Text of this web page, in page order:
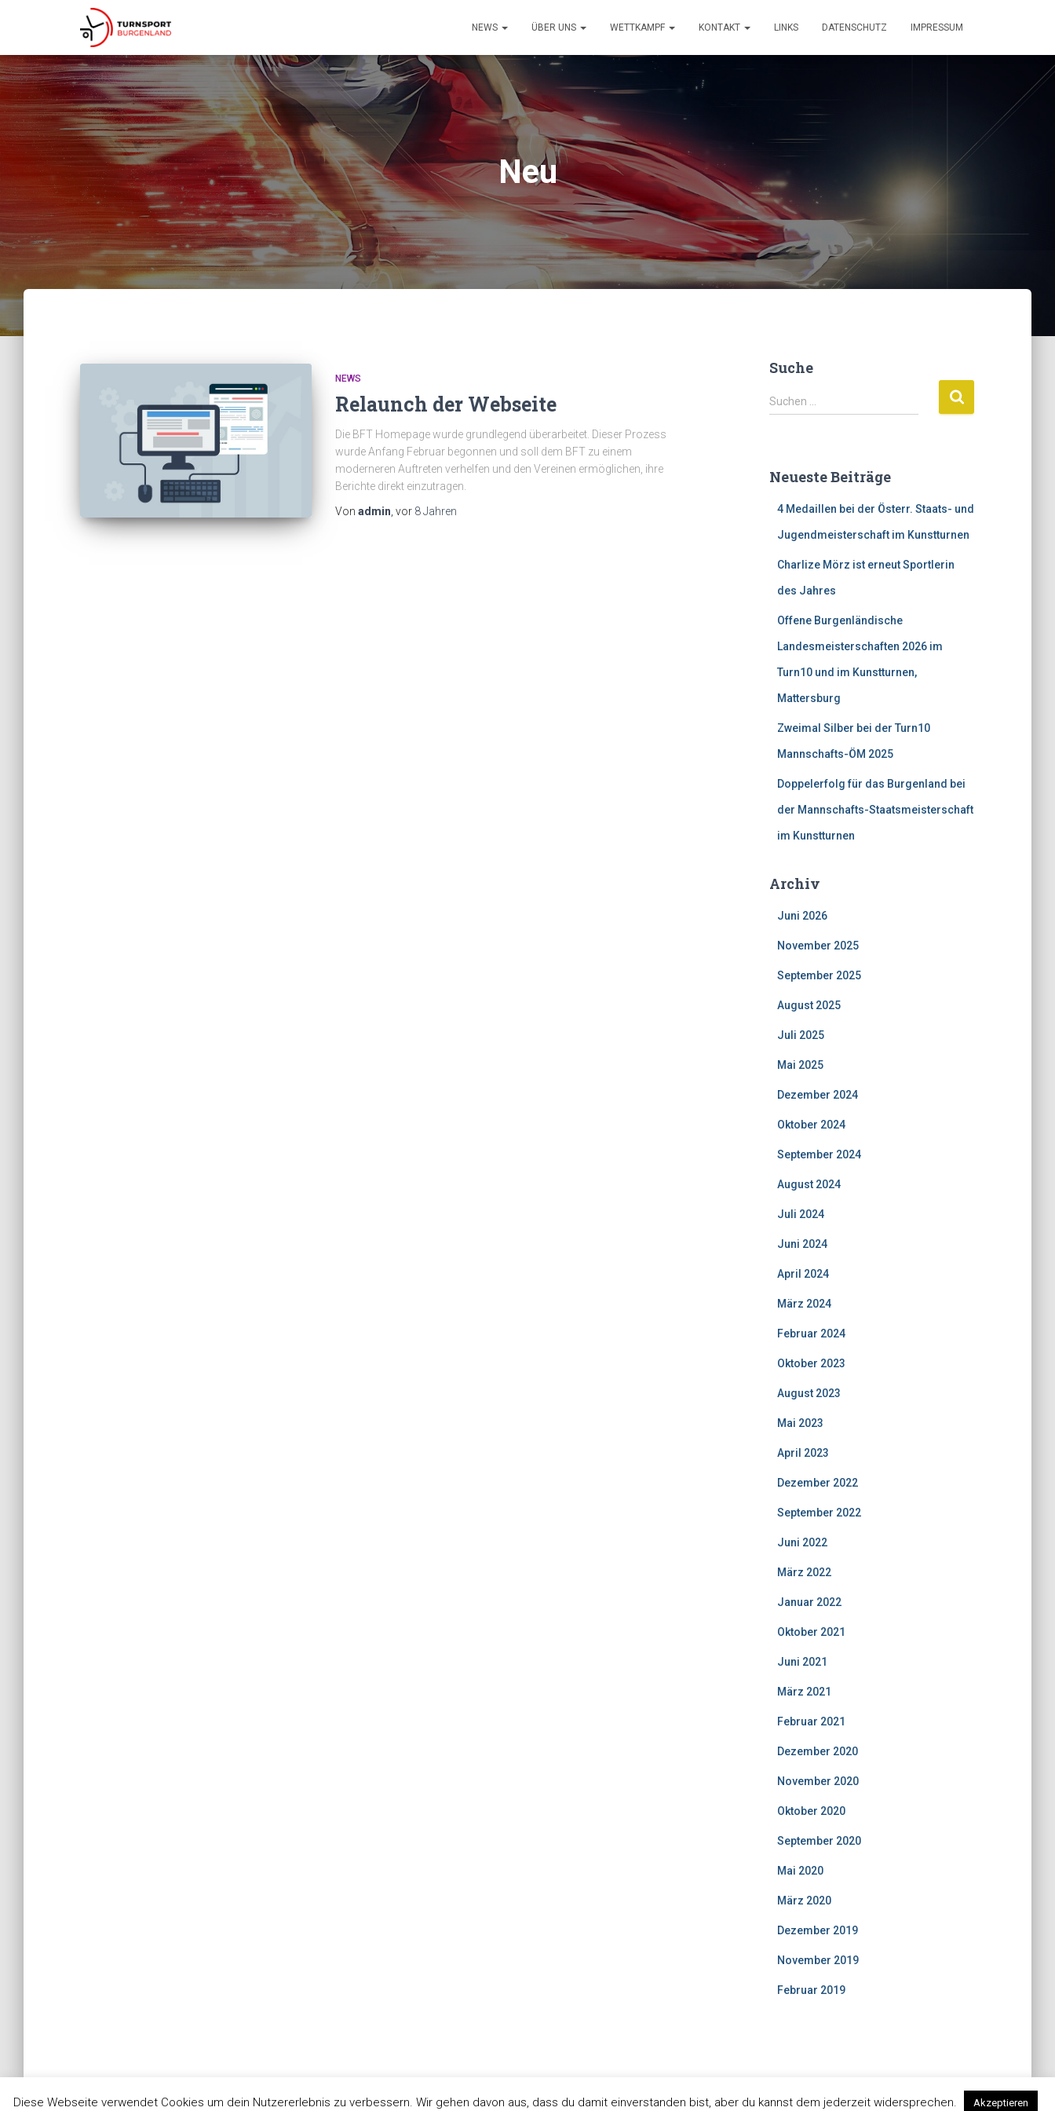
NEWS ÜBER UNS WETTKAMPF KONTAKT LINKS DATENSCHUTZ IMPRESSUM
Neu
NEWS
Relaunch der Webseite
Die BFT Homepage wurde grundlegend überarbeitet. Dieser Prozess
wurde Anfang Februar begonnen und soll dem BFT zu einem
moderneren Auftreten verhelfen und den Vereinen ermöglichen, ihre
Berichte direkt einzutragen.
Von admin , vor 8 Jahren
Suche
S
u
n
Suchen …
Neueste Beiträge
4 Medaillen bei der Österr. Staats- und
Jugendmeisterschaft im Kunstturnen
Charlize Mörz ist erneut Sportlerin
des Jahres
Offene Burgenländische
Landesmeisterschaften 2026 im
Turn10 und im Kunstturnen,
Mattersburg
Zweimal Silber bei der Turn10
Mannschafts-ÖM 2025
Doppelerfolg für das Burgenland bei
der Mannschafts-Staatsmeisterschaft
im Kunstturnen
Archiv
Juni 2026
November 2025
September 2025
August 2025
Juli 2025
Mai 2025
Dezember 2024
Oktober 2024
September 2024
August 2024
Juli 2024
Juni 2024
April 2024
März 2024
Februar 2024
Oktober 2023
August 2023
Mai 2023
April 2023
Dezember 2022
September 2022
Juni 2022
März 2022
Januar 2022
Oktober 2021
Juni 2021
März 2021
Februar 2021
Dezember 2020
November 2020
Oktober 2020
September 2020
Mai 2020
März 2020
Dezember 2019
November 2019
Februar 2019
Diese Webseite verwendet Cookies um dein Nutzererlebnis zu verbessern. Wir gehen davon aus, dass du damit einverstanden bist, aber du kannst dem jederzeit widersprechen. Akzeptieren